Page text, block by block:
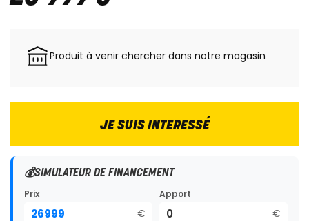
Produit à venir chercher dans notre magasin
JE SUIS INTERESSÉ
💰SIMULATEUR DE FINANCEMENT
Prix
€
Apport
€